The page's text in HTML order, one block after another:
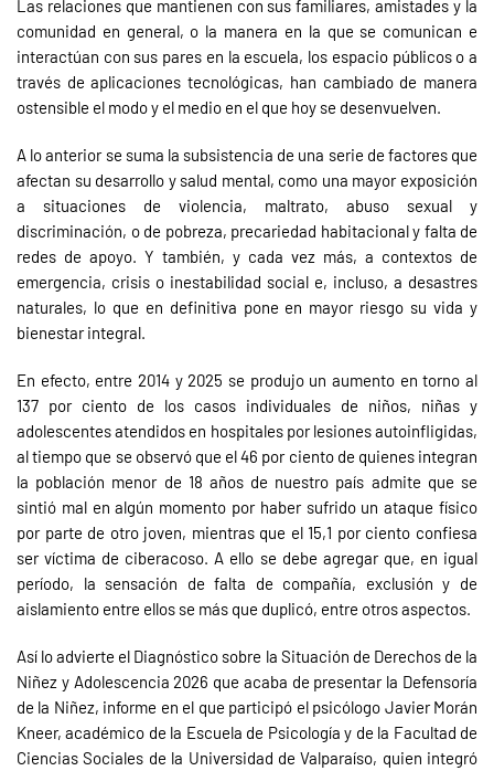
Las relaciones que mantienen con sus familiares, amistades y la
comunidad en general, o la manera en la que se comunican e
interactúan con sus pares en la escuela, los espacio públicos o a
través de aplicaciones tecnológicas, han cambiado de manera
ostensible el modo y el medio en el que hoy se desenvuelven.
A lo anterior se suma la subsistencia de una serie de factores que
afectan su desarrollo y salud mental, como una mayor exposición
a situaciones de violencia, maltrato, abuso sexual y
discriminación, o de pobreza, precariedad habitacional y falta de
redes de apoyo. Y también, y cada vez más, a contextos de
emergencia, crisis o inestabilidad social e, incluso, a desastres
naturales, lo que en definitiva pone en mayor riesgo su vida y
bienestar integral.
En efecto, entre 2014 y 2025 se produjo un aumento en torno al
137 por ciento de los casos individuales de niños, niñas y
adolescentes atendidos en hospitales por lesiones autoinfligidas,
al tiempo que se observó que el 46 por ciento de quienes integran
la población menor de 18 años de nuestro país admite que se
sintió mal en algún momento por haber sufrido un ataque físico
por parte de otro joven, mientras que el 15,1 por ciento confiesa
ser víctima de ciberacoso. A ello se debe agregar que, en igual
período, la sensación de falta de compañía, exclusión y de
aislamiento entre ellos se más que duplicó, entre otros aspectos.
Así lo advierte el Diagnóstico sobre la Situación de Derechos de la
Niñez y Adolescencia 2026 que acaba de presentar la Defensoría
de la Niñez, informe en el que participó el psicólogo Javier Morán
Kneer, académico de la Escuela de Psicología y de la Facultad de
Ciencias Sociales de la Universidad de Valparaíso, quien integró